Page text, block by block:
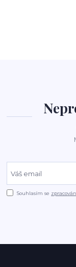
Souhlasím se